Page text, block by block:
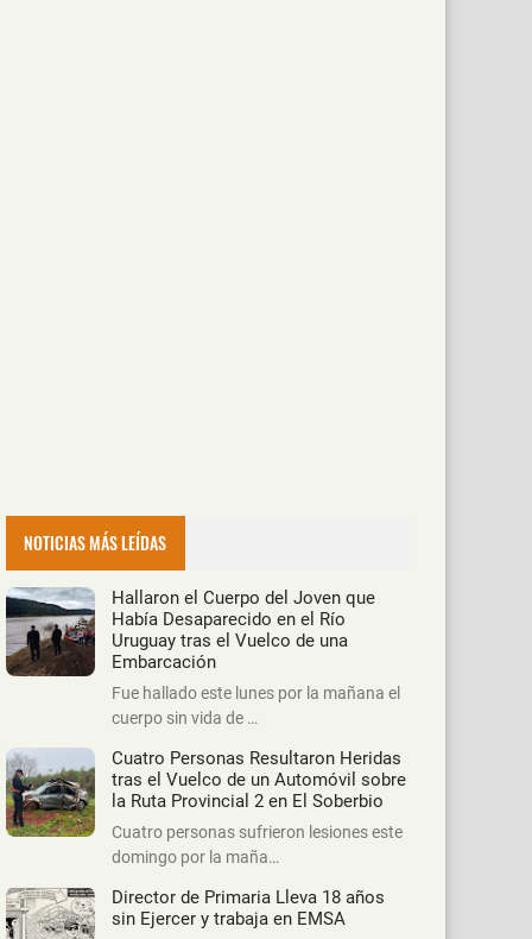
NOTICIAS MÁS LEÍDAS
Hallaron el Cuerpo del Joven que
Había Desaparecido en el Río
Uruguay tras el Vuelco de una
Embarcación
Fue hallado este lunes por la mañana el
cuerpo sin vida de …
Cuatro Personas Resultaron Heridas
tras el Vuelco de un Automóvil sobre
la Ruta Provincial 2 en El Soberbio
Cuatro personas sufrieron lesiones este
domingo por la maña…
Director de Primaria Lleva 18 años
sin Ejercer y trabaja en EMSA